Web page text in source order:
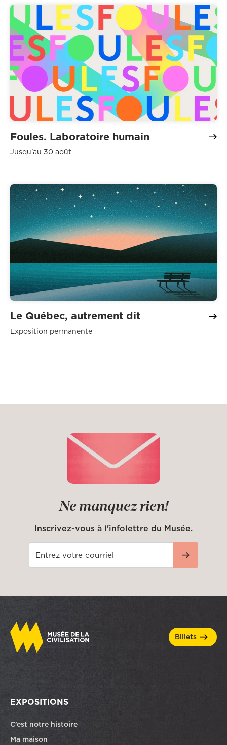
Foules. Laboratoire humain
Jusqu'au 30 août
Le Québec, autrement dit
Exposition permanente
Ne manquez rien!
Inscrivez-vous à l'infolettre du Musée.
billets
EXPOSITIONS
C’est notre histoire
Ma maison